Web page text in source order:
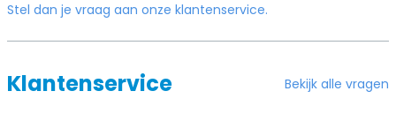
Stel dan je vraag aan onze klantenservice.
Klantenservice Bekijk alle vragen